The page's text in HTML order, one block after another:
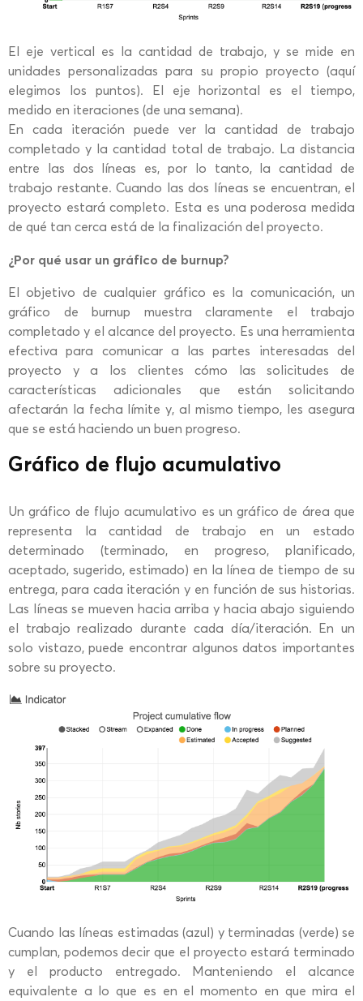
El eje vertical es la cantidad de trabajo, y se mide en
unidades personalizadas para su propio proyecto (aquí
elegimos los puntos). El eje horizontal es el tiempo,
medido en iteraciones (de una semana).
En cada iteración puede ver la cantidad de trabajo
completado y la cantidad total de trabajo. La distancia
entre las dos líneas es, por lo tanto, la cantidad de
trabajo restante. Cuando las dos líneas se encuentran, el
proyecto estará completo. Esta es una poderosa medida
de qué tan cerca está de la finalización del proyecto.
¿Por qué usar un gráfico de burnup?
El objetivo de cualquier gráfico es la comunicación, un
gráfico de burnup muestra claramente el trabajo
completado y el alcance del proyecto. Es una herramienta
efectiva para comunicar a las partes interesadas del
proyecto y a los clientes cómo las solicitudes de
características adicionales que están solicitando
afectarán la fecha límite y, al mismo tiempo, les asegura
que se está haciendo un buen progreso.
Gráfico de flujo acumulativo
Un gráfico de flujo acumulativo es un gráfico de área que
representa la cantidad de trabajo en un estado
determinado (terminado, en progreso, planificado,
aceptado, sugerido, estimado) en la línea de tiempo de su
entrega, para cada iteración y en función de sus historias.
Las líneas se mueven hacia arriba y hacia abajo siguiendo
el trabajo realizado durante cada día/iteración. En un
solo vistazo, puede encontrar algunos datos importantes
sobre su proyecto.
Cuando las líneas estimadas (azul) y terminadas (verde) se
cumplan, podemos decir que el proyecto estará terminado
y el producto entregado. Manteniendo el alcance
equivalente a lo que es en el momento en que mira el